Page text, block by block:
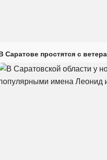
Саратове простятся с